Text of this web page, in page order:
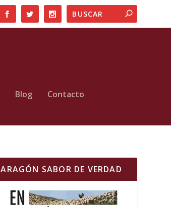
Blog Contacto
ARAGÓN SABOR DE VERDAD